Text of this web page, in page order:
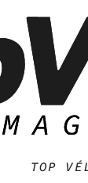
TOP